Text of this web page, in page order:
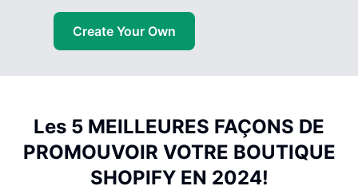
Create Your Own
Les 5 MEILLEURES FAÇONS DE
PROMOUVOIR VOTRE BOUTIQUE
SHOPIFY EN 2024!